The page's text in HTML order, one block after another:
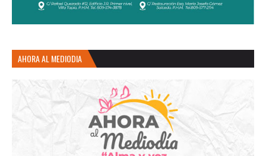
AHORA AL MEDIODIA